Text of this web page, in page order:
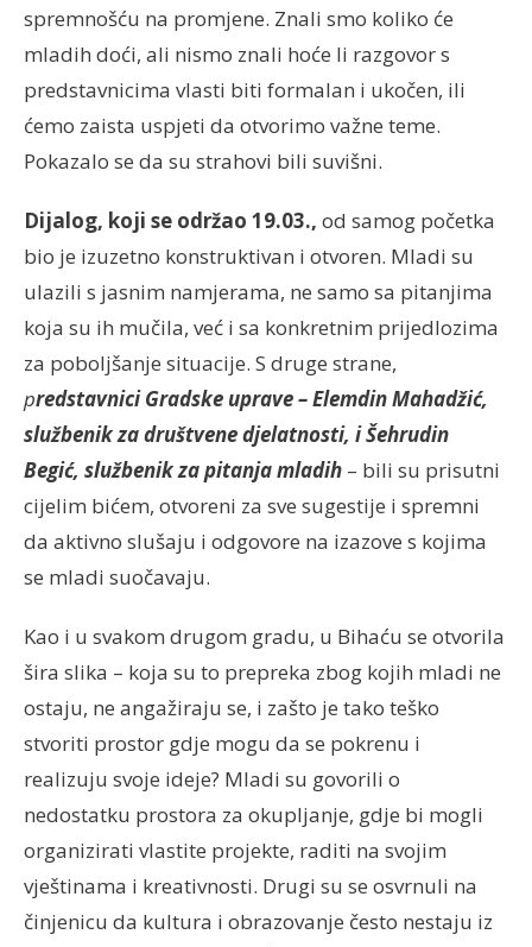
spremnošću na promjene. Znali smo koliko će
mladih doći, ali nismo znali hoće li razgovor s
predstavnicima vlasti biti formalan i ukočen, ili
ćemo zaista uspjeti da otvorimo važne teme.
Pokazalo se da su strahovi bili suvišni.
Dijalog, koji se održao 19.03., od samog početka
bio je izuzetno konstruktivan i otvoren. Mladi su
ulazili s jasnim namjerama, ne samo sa pitanjima
koja su ih mučila, već i sa konkretnim prijedlozima
za poboljšanje situacije. S druge strane,
predstavnici Gradske uprave – Elemdin Mahadžić,
službenik za društvene djelatnosti, i Šehrudin
Begić, službenik za pitanja mladih – bili su prisutni
cijelim bićem, otvoreni za sve sugestije i spremni
da aktivno slušaju i odgovore na izazove s kojima
se mladi suočavaju.
Kao i u svakom drugom gradu, u Bihaću se otvorila
šira slika – koja su to prepreka zbog kojih mladi ne
ostaju, ne angažiraju se, i zašto je tako teško
stvoriti prostor gdje mogu da se pokrenu i
realizuju svoje ideje? Mladi su govorili o
nedostatku prostora za okupljanje, gdje bi mogli
organizirati vlastite projekte, raditi na svojim
vještinama i kreativnosti. Drugi su se osvrnuli na
činjenicu da kultura i obrazovanje često nestaju iz